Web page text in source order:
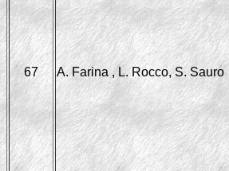
67 A. Farina , L. Rocco, S. Sauro